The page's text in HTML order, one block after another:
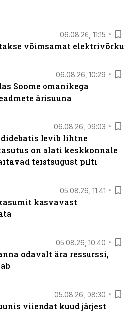
06.08.26, 11:15
võimsamat elektrivõrku
06.08.26, 10:29
Soome omanikega
ärisuuna
06.08.26, 09:03
levib lihtne
on alati keskkonnale
teistsugust pilti
05.08.26, 11:41
kasvavast
05.08.26, 10:40
odavalt ära ressurssi,
05.08.26, 08:30
viiendat kuud järjest